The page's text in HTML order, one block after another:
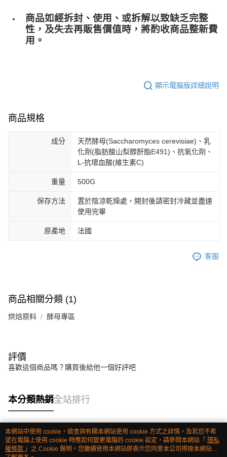
商品如經拆封、使用、或拆解以致缺乏完整
性，及失去再販售價值時，將酌收商品整﻿新費
用。
顯示電腦版詳細說明
商品規格
成分
天然酵母(Saccharomyces cerevisiae)、乳
化劑(脂肪酸山梨醇酐酯E491)、抗氧化劑、
L-抗壞血酸(維生素C)
重量 500G
保存方法
置於陰涼乾燥處，開封後請密封冷藏並盡速
使用完畢
原產地 法國
客服
商品相關分類 (1)
烘焙原料 酵母專區
評價
喜歡這個商品嗎？購買後給他一個好評吧
本分類熱銷全站排行
熱門標籤
本網站中使用 cookie，欲查詢有關本網站使用 cookie 方式之詳情，及若您不希
望在電腦上使用 cookie 時應如何變更電腦的 cookie 設定，請參閱本網站「 隱私
權條款 」之 Cookie 聲明。您繼續使用本網站即表示您同意本公司得按本網站使